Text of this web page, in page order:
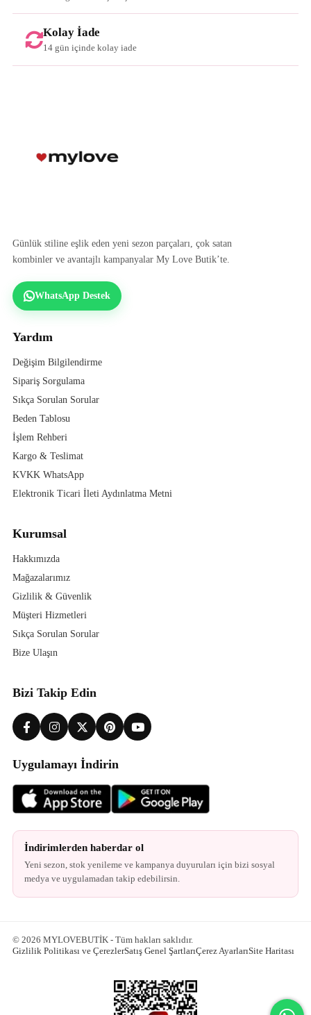
Kolay İade
14 gün içinde kolay iade
Günlük stiline eşlik eden yeni sezon parçaları, çok satan
kombinler ve avantajlı kampanyalar My Love Butik’te.
WhatsApp Destek
Yardım
Değişim Bilgilendirme
Sipariş Sorgulama
Sıkça Sorulan Sorular
Beden Tablosu
İşlem Rehberi
Kargo & Teslimat
KVKK WhatsApp
Elektronik Ticari İleti Aydınlatma Metni
Kurumsal
Hakkımızda
Mağazalarımız
Gizlilik & Güvenlik
Müşteri Hizmetleri
Sıkça Sorulan Sorular
Bize Ulaşın
Bizi Takip Edin
Uygulamayı İndirin
İndirimlerden haberdar ol
Yeni sezon, stok yenileme ve kampanya duyuruları için bizi sosyal
medya ve uygulamadan takip edebilirsin.
© 2026 MYLOVEBUTİK - Tüm hakları saklıdır.
Gizlilik Politikası ve ÇerezlerSatış Genel ŞartlarıÇerez AyarlarıSite Haritası